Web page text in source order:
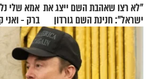
"לא רצו שאהבת השם ייצג את
ישראל": חנינת השם גורדון
בריאיון מעורר השראה
אמא שלי
ברק - ואני
באהבת חינם